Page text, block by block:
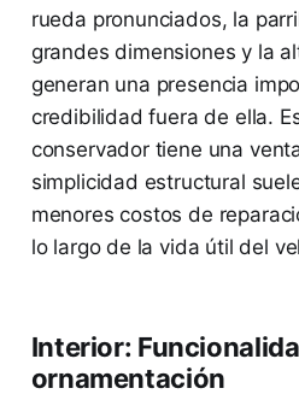
rueda pronunciados, la
grandes dimensiones y la
generan una presencia
credibilidad fuera de ella.
conservador tiene una
simplicidad estructural
menores costos de
lo largo de la vida útil del
Interior:
ornamentación